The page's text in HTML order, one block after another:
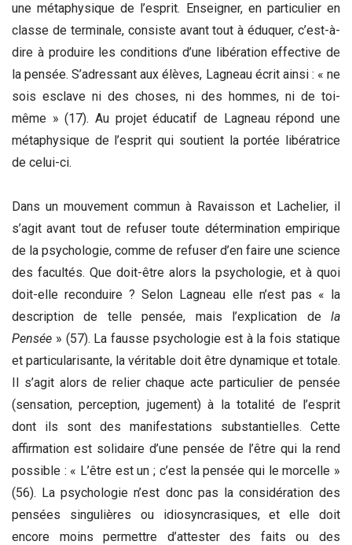
une métaphysique de l’esprit. Enseigner, en particulier en
classe de terminale, consiste avant tout à éduquer, c’est-à-
dire à produire les conditions d’une libération effective de
la pensée. S’adressant aux élèves, Lagneau écrit ainsi : « ne
sois esclave ni des choses, ni des hommes, ni de toi-
même » (17). Au projet éducatif de Lagneau répond une
métaphysique de l’esprit qui soutient la portée libératrice
de celui-ci.
Dans un mouvement commun à Ravaisson et Lachelier, il
s’agit avant tout de refuser toute détermination empirique
de la psychologie, comme de refuser d’en faire une science
des facultés. Que doit-être alors la psychologie, et à quoi
doit-elle reconduire ? Selon Lagneau elle n’est pas « la
description de telle pensée, mais l’explication de la
Pensée » (57). La fausse psychologie est à la fois statique
et particularisante, la véritable doit être dynamique et totale.
Il s’agit alors de relier chaque acte particulier de pensée
(sensation, perception, jugement) à la totalité de l’esprit
dont ils sont des manifestations substantielles. Cette
affirmation est solidaire d’une pensée de l’être qui la rend
possible : « L’être est un ; c’est la pensée qui le morcelle »
(56). La psychologie n’est donc pas la considération des
pensées singulières ou idiosyncrasiques, et elle doit
encore moins permettre d’attester des faits ou des